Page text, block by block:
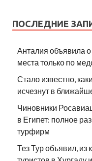
ПОСЛЕДНИЕ
Анталия объявила
места только по
Стало известно,
исчезнут в
Чиновники
в Египет: полное
турфирм
Тез Тур объявил, из